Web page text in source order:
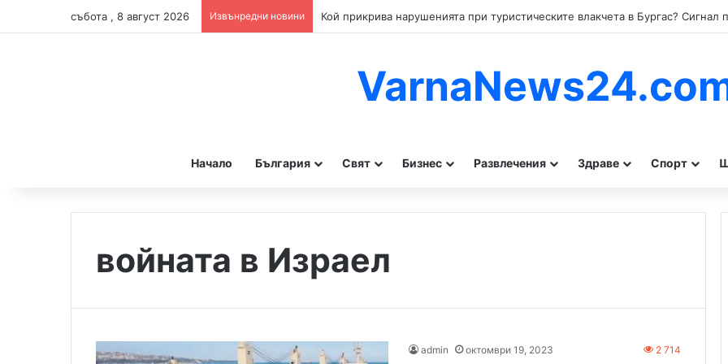
събота , 8 август 2026 Извънредни новини
Начало България Свят Бизнес Развлечения Здраве Спорт
войната в Израел
admin октомври 19, 2023 2 714